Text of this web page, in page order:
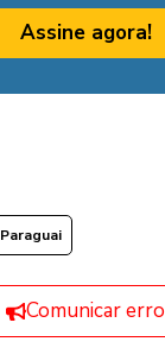
Assine agora!
Paraguai
Comunicar erro